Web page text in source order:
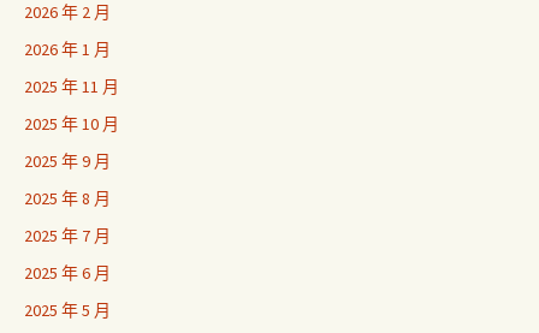
2026 年 2 月
2026 年 1 月
2025 年 11 月
2025 年 10 月
2025 年 9 月
2025 年 8 月
2025 年 7 月
2025 年 6 月
2025 年 5 月